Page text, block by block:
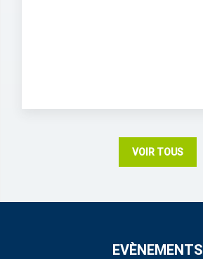
VOIR TOUS
EVÈNEMENTS